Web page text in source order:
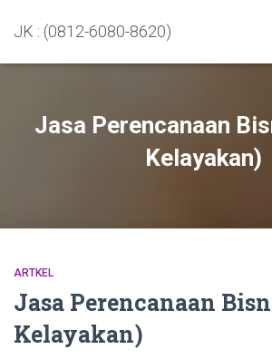
JK : (0812-6080-8620)
Jasa Perencanaan
Kelayakan)
ARTKEL
Jasa Perencanaan
Kelayakan)